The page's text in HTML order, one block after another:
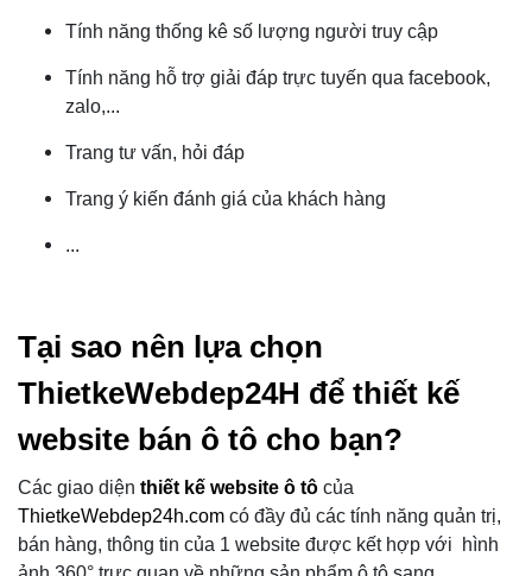
Tính năng thống kê số lượng người truy cập
Tính năng hỗ trợ giải đáp trực tuyến qua facebook,
zalo,...
Trang tư vấn, hỏi đáp
Trang ý kiến đánh giá của khách hàng
...
Tại sao nên lựa chọn
ThietkeWebdep24H để thiết kế
website bán ô tô cho bạn?
Các giao diện thiết kế website ô tô của
ThietkeWebdep24h.com có đầy đủ các tính năng quản trị,
bán hàng, thông tin của 1 website được kết hợp với hình